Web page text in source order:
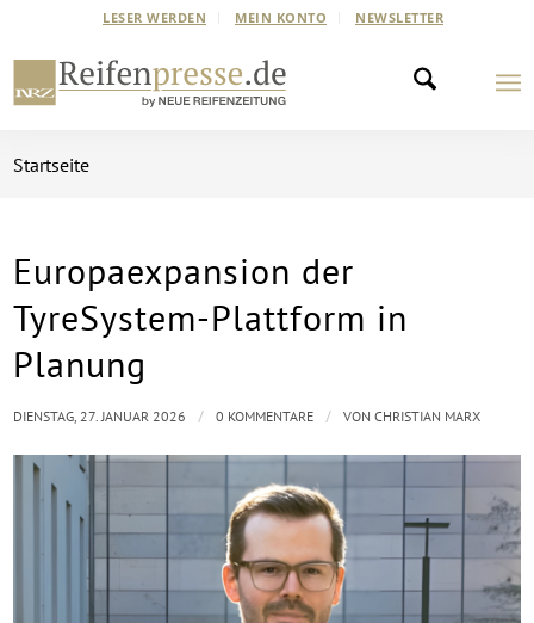
LESER WERDEN MEIN KONTO NEWSLETTER
Startseite
Europaexpansion der
TyreSystem-Plattform in
Planung
DIENSTAG, 27. JANUAR 2026 / 0 KOMMENTARE / VONCHRISTIAN MARX